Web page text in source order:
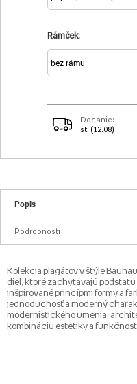
Rámček:
Dodanie:
st. (12.08)
Popis
Podrobnosti
Kolekcia plagátov v štýle
diel, ktoré zachytávajú
inšpirované princípmi formy a
jednoduchosť a moderný
modernistického umenia,
kombináciu estetiky a